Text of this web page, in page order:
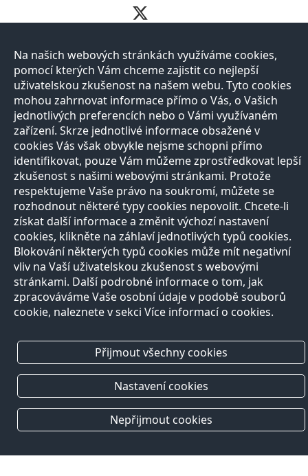
Na našich webových stránkách využíváme cookies,
pomocí kterých Vám chceme zajistit co nejlepší
uživatelskou zkušenost na našem webu. Tyto cookies
mohou zahrnovat informace přímo o Vás, o Vašich
jednotlivých preferencích nebo o Vámi využívaném
zařízení. Skrze jednotlivé informace obsažené v
cookies Vás však obvykle nejsme schopni přímo
identifikovat, pouze Vám můžeme zprostředkovat lepší
zkušenost s našimi webovými stránkami. Protože
respektujeme Vaše právo na soukromí, můžete se
rozhodnout některé typy cookies nepovolit. Chcete-li
získat další informace a změnit výchozí nastavení
cookies, klikněte na záhlaví jednotlivých typů cookies.
Blokování některých typů cookies může mít negativní
vliv na Vaší uživatelskou zkušenost s webovými
stránkami. Další podrobné informace o tom, jak
zpracováváme Vaše osobní údaje v podobě souborů
cookie, naleznete v sekci Více informací o cookies.
Přijmout všechny cookies
Nastavení cookies
Nepřijmout cookies